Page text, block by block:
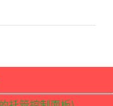
了出来。详